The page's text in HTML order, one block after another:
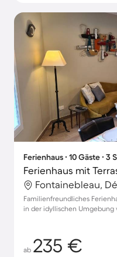
Ferienhaus ∙ 10 Gäste ∙ 3
Ferienhaus mit
Familienfreundliches
in der idyllischen Umgebung
ab 235 €